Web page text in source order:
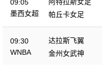
09:05
墨西女超
帕丘卡女足
09:30
WNBA
达拉斯飞翼
金州女武神